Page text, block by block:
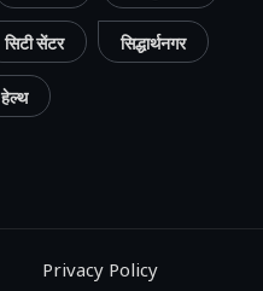
सिटी सेंटर सिद्धार्थनगर
हेल्थ
Privacy Policy